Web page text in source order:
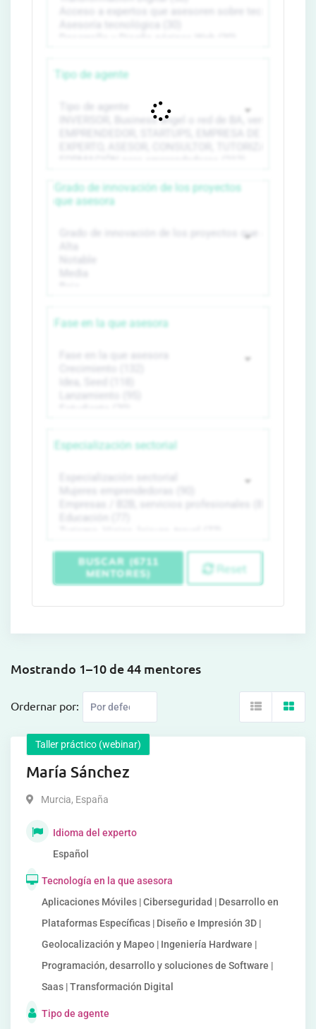
Tipo de agente
Grado de innovación de los proyectos
que asesora
Fase en la que asesora
Especialización sectorial
BUSCAR (6711
MENTORES)
Reset
Mostrando 1–10 de 44 mentores
Ordernar por:
Taller práctico (webinar)
María Sánchez
Murcia, España
Idioma del experto
Español
Tecnología en la que asesora
Aplicaciones Móviles | Ciberseguridad | Desarrollo en
Plataformas Específicas | Diseño e Impresión 3D |
Geolocalización y Mapeo | Ingeniería Hardware |
Programación, desarrollo y soluciones de Software |
Saas | Transformación Digital
Tipo de agente